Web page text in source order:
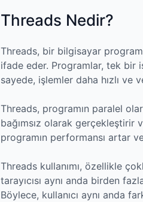
Threads Nedir?
Threads, bir bilgisayar
ifade eder. Programlar, tek bir
sayede, işlemler daha hızlı ve
Threads, programın paralel
bağımsız olarak gerçekleştirir
programın performansı artar
Threads kullanımı, özellikle
tarayıcısı aynı anda birden
Böylece, kullanıcı aynı anda